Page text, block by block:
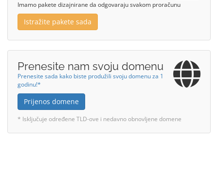
Imamo pakete dizajnirane da odgovaraju svakom proračunu
Istražite pakete sada
Prenesite nam svoju domenu
Prenesite sada kako biste produžili svoju domenu za 1
godinu!*
Prijenos domene
* Isključuje određene TLD-ove i nedavno obnovljene domene